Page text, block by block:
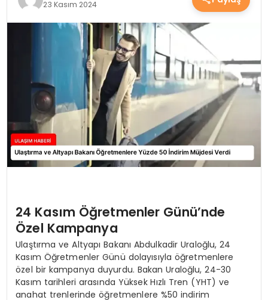
SAĞLIK
23 Kasım 2024
24 Kasım Öğretmenler Günü’nde
Özel Kampanya
Ulaştırma ve Altyapı Bakanı Abdulkadir Uraloğlu, 24
Kasım Öğretmenler Günü dolayısıyla öğretmenlere
özel bir kampanya duyurdu. Bakan Uraloğlu, 24-30
Kasım tarihleri arasında Yüksek Hızlı Tren (YHT) ve
anahat trenlerinde öğretmenlere %50 indirim